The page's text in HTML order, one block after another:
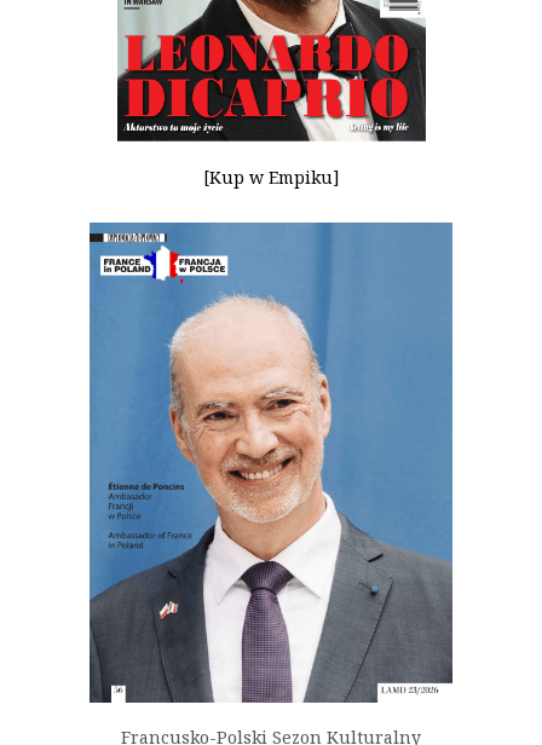
[Kup w Empiku]
Francusko-Polski Sezon Kulturalny